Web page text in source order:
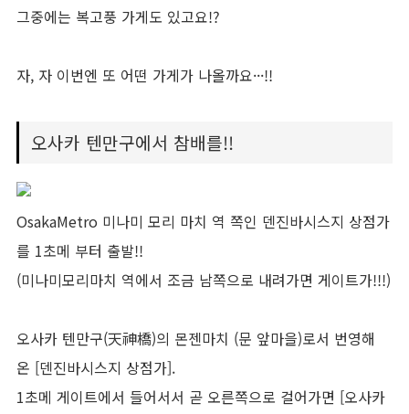
그중에는 복고풍 가게도 있고요!?
자, 자 이번엔 또 어떤 가게가 나올까요···!!
오사카 텐만구에서 참배를!!
OsakaMetro 미나미 모리 마치 역 쪽인 덴진바시스지 상점가
를 1초메 부터 출발!!
(미나미모리마치 역에서 조금 남쪽으로 내려가면 게이트가!!!)
오사카 텐만구(天神橋)의 몬젠마치 (문 앞마을)로서 번영해
온 [덴진바시스지 상점가].
1초메 게이트에서 들어서서 곧 오른쪽으로 걸어가면 [오사카